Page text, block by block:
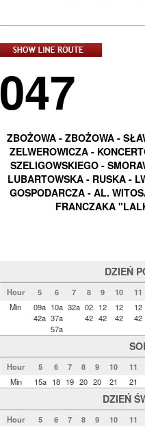
047
ZBOŻOWA - ZBOŻOWA -
ZELWEROWICZA -
SZELIGOWSKIEGO -
LUBARTOWSKA - RUSKA -
GOSPODARCZA - AL.
FRANCZAKA
DZIEŃ
Hour 5 6 7 8 9 10
11
Min
09a
42a
10a
37a
57a
32a 02
42
12
42
12
42
12
42
Hour 5 6 7 8 9 10
11
Min
15a 18 19 20 20 21 21
DZIEŃ
Hour 5 6 7 8 9 10
11